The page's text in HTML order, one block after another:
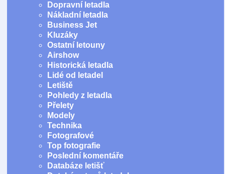
Dopravní letadla
Nákladní letadla
Business Jet
Kluzáky
Ostatní letouny
Airshow
Historická letadla
Lidé od letadel
Letiště
Pohledy z letadla
Přelety
Modely
Technika
Fotografové
Top fotografie
Poslední komentáře
Databáze letišť